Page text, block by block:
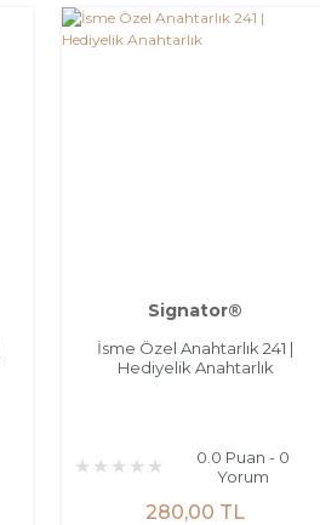
Signator®
İsme Özel Anahtarlık 241 |
Hediyelik Anahtarlık
0.0 Puan - 0
Yorum
280,00 TL